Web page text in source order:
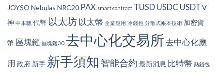
JOYSO Nebulas NRC20 PAX smart contract TUSD USDC USDT V
神 中本聰 代幣 以太坊 以太幣 企業應用 冷錢包 分散式帳本技術 加密貨
幣 區塊鏈 區塊鏈3.0 去中心化交易所 去中心化應
用 政府 新手 新手須知 智能合約 最新消息 比特幣 熱錢包